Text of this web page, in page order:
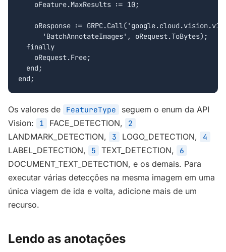
    oFeature.MaxResults := 10;
oResponse :=
      'BatchAnnotateImages', oRequest.ToBytes);
  finally
    oRequest.Free;
  end;
end;
Os valores de FeatureType
seguem o enum da API
Vision:
1 FACE_DETECTION, 2
LANDMARK_DETECTION, 3 LOGO_DETECTION, 4
LABEL_DETECTION, 5 TEXT_DETECTION, 6
DOCUMENT_TEXT_DETECTION, e os demais. Para
executar várias detecções na mesma imagem em uma
única viagem de ida e volta, adicione mais de um
recurso.
Lendo as anotações